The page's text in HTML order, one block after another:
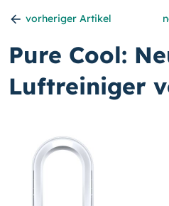
vorheriger Artikel
Pure Cool:
Luftreiniger